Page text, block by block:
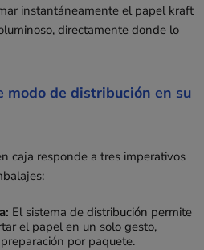
instantáneamente el papel kraft
directamente donde lo
modo de distribución en su
caja responde a tres imperativos
El sistema de distribución permite
el papel en un solo gesto,
por paquete.